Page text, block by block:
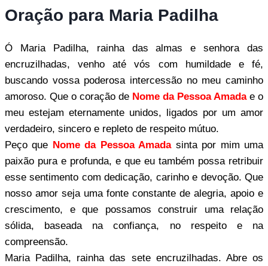
Oração para Maria Padilha
Ó Maria Padilha, rainha das almas e senhora das
encruzilhadas, venho até vós com humildade e fé,
buscando vossa poderosa intercessão no meu caminho
amoroso. Que o coração de Nome da Pessoa Amadae o
meu estejam eternamente unidos, ligados por um amor
verdadeiro, sincero e repleto de respeito mútuo.
Peço que Nome da Pessoa Amadasinta por mim uma
paixão pura e profunda, e que eu também possa retribuir
esse sentimento com dedicação, carinho e devoção. Que
nosso amor seja uma fonte constante de alegria, apoio e
crescimento, e que possamos construir uma relação
sólida, baseada na confiança, no respeito e na
compreensão.
Maria Padilha, rainha das sete encruzilhadas. Abre os